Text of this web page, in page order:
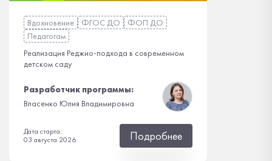
Вдохновение ФГОС ДО
ФОП ДО
Педагогам
Реализация Реджио-подхода в современном
детском саду
Разработчик программы:
Власенко Юлия Владимировна
Дата старта:
03 августа 2026
Подробнее